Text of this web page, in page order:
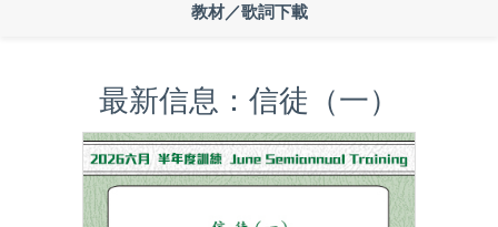
教材／歌詞下載
最新信息：信徒（一）